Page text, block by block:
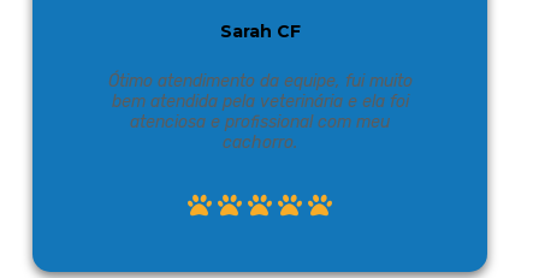
Sarah CF
Ótimo atendimento da equipe, fui muito
bem atendida pela veterinária e ela foi
atenciosa e profissional com meu
cachorro.